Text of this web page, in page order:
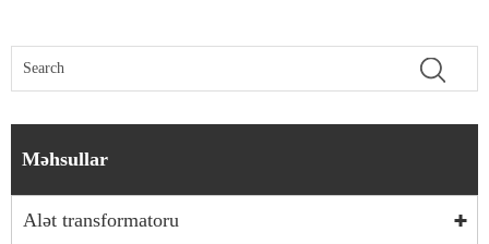
Məhsullar
Alət transformatoru